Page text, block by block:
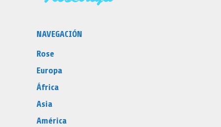
NAVEGACIÓN
Rose
Europa
África
Asia
América